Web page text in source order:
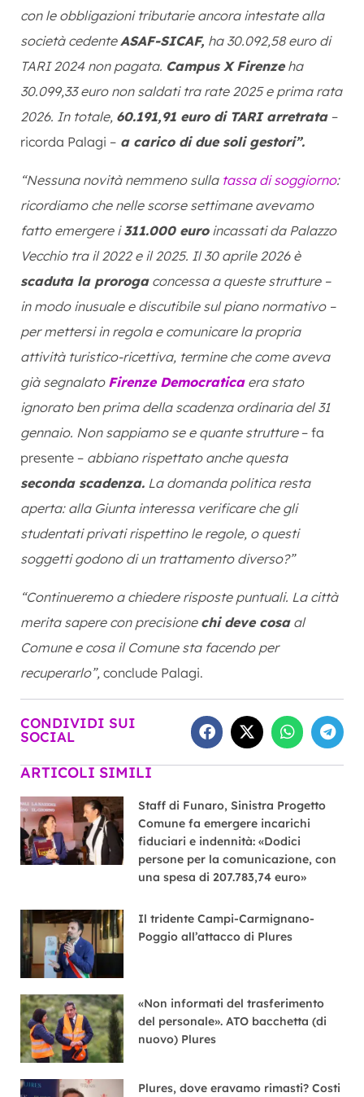
con le obbligazioni tributarie ancora intestate alla
società cedente ASAF-SICAF, ha 30.092,58 euro di
TARI 2024 non pagata. Campus X Firenzeha
30.099,33 euro non saldati tra rate 2025 e prima rata
2026. In totale, 60.191,91 euro di TARI arretrata –
ricorda Palagi – a carico di due soli gestori”.
“Nessuna novità nemmeno sulla tassa di soggiorno:
ricordiamo che nelle scorse settimane avevamo
fatto emergere i311.000 euroincassati da Palazzo
Vecchio tra il 2022 e il 2025. Il 30 aprile 2026 è
scaduta la prorogaconcessa a queste strutture –
in modo inusuale e discutibile sul piano normativo –
per mettersi in regola e comunicare la propria
attività turistico-ricettiva, termine che come aveva
già segnalato Firenze Democraticaera stato
ignorato ben prima della scadenza ordinaria del 31
gennaio. Non sappiamo se e quante strutture– fa
presente – abbiano rispettato anche questa
seconda scadenza. La domanda politica resta
aperta: alla Giunta interessa verificare che gli
studentati privati rispettino le regole, o questi
soggetti godono di un trattamento diverso?”
“Continueremo a chiedere risposte puntuali. La città
merita sapere con precisione chi deve cosaal
Comune e cosa il Comune sta facendo per
recuperarlo”, conclude Palagi.
CONDIVIDI SUI
SOCIAL
ARTICOLI SIMILI
Staff di Funaro, Sinistra Progetto
Comune fa emergere incarichi
fiduciari e indennità: «Dodici
persone per la comunicazione, con
una spesa di 207.783,74 euro»
Il tridente Campi-Carmignano-
Poggio all’attacco di Plures
«Non informati del trasferimento
del personale». ATO bacchetta (di
nuovo) Plures
Plures, dove eravamo rimasti? Costi